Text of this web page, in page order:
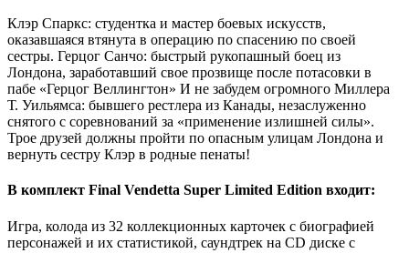
Клэр Спаркс: студентка и мастер боевых искусств,
оказавшаяся втянута в операцию по спасению по своей
сестры. Герцог Санчо: быстрый рукопашный боец из
Лондона, заработавший свое прозвище после потасовки в
пабе «Герцог Веллингтон» И не забудем огромного Миллера
Т. Уильямса: бывшего рестлера из Канады, незаслуженно
снятого с соревнований за «применение излишней силы».
Трое друзей должны пройти по опасным улицам Лондона и
вернуть сестру Клэр в родные пенаты!
В комплект Final Vendetta Super Limited Edition входит:
Игра, колода из 32 коллекционных карточек с биографией
персонажей и их статистикой, саундтрек на CD диске с